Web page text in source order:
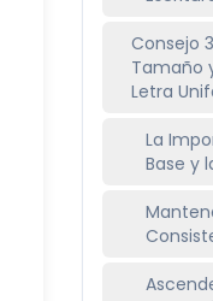
Consejo
Tamaño
Letra
La
Base y